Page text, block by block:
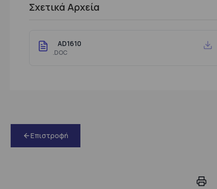
Σχετικά Αρχεία
AD1610
.DOC
Επιστροφή